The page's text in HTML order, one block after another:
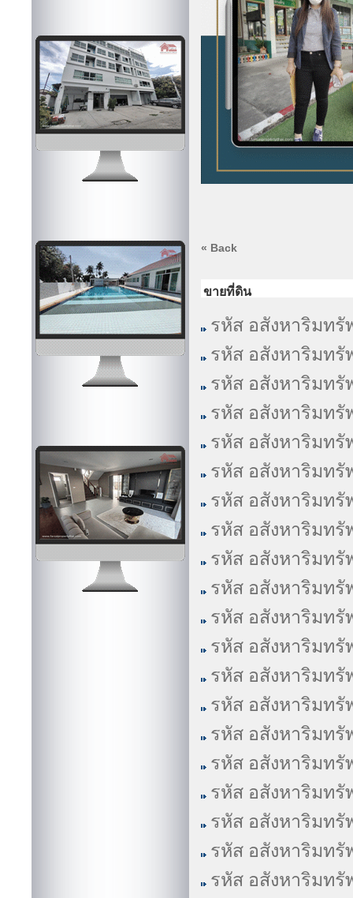
« Back
ขายที่ดิน
รหัส อสังหาริมทรั
รหัส อสังหาริมทรั
รหัส อสังหาริมทรั
รหัส อสังหาริมทรั
รหัส อสังหาริมทรั
รหัส อสังหาริมทรั
รหัส อสังหาริมทรั
รหัส อสังหาริมทรั
รหัส อสังหาริมทรั
รหัส อสังหาริมทรั
รหัส อสังหาริมทรั
รหัส อสังหาริมทรั
รหัส อสังหาริมทรั
รหัส อสังหาริมทรั
รหัส อสังหาริมทรั
รหัส อสังหาริมทรั
รหัส อสังหาริมทรั
รหัส อสังหาริมทรั
รหัส อสังหาริมทรั
รหัส อสังหาริมทรั